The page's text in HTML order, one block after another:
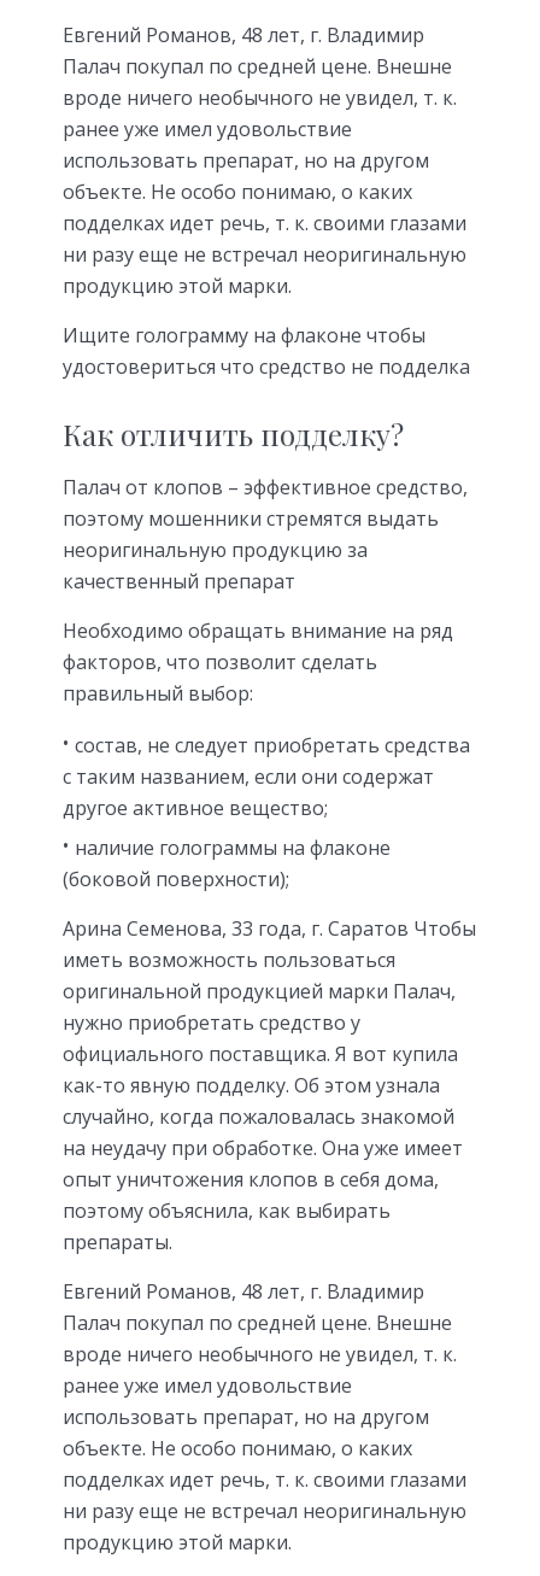
Евгений Романов, 48 лет, г. Владимир
Палач покупал по средней цене. Внешне
вроде ничего необычного не увидел, т. к.
ранее уже имел удовольствие
использовать препарат, но на другом
объекте. Не особо понимаю, о каких
подделках идет речь, т. к. своими глазами
ни разу еще не встречал неоригинальную
продукцию этой марки.
Ищите голограмму на флаконе чтобы
удостовериться что средство не подделка
Как отличить подделку?
Палач от клопов – эффективное средство,
поэтому мошенники стремятся выдать
неоригинальную продукцию за
качественный препарат
Необходимо обращать внимание на ряд
факторов, что позволит сделать
правильный выбор:
состав, не следует приобретать средства
с таким названием, если они содержат
другое активное вещество;
наличие голограммы на флаконе
(боковой поверхности);
Арина Семенова, 33 года, г. Саратов Чтобы
иметь возможность пользоваться
оригинальной продукцией марки Палач,
нужно приобретать средство у
официального поставщика. Я вот купила
как-то явную подделку. Об этом узнала
случайно, когда пожаловалась знакомой
на неудачу при обработке. Она уже имеет
опыт уничтожения клопов в себя дома,
поэтому объяснила, как выбирать
препараты.
Евгений Романов, 48 лет, г. Владимир
Палач покупал по средней цене. Внешне
вроде ничего необычного не увидел, т. к.
ранее уже имел удовольствие
использовать препарат, но на другом
объекте. Не особо понимаю, о каких
подделках идет речь, т. к. своими глазами
ни разу еще не встречал неоригинальную
продукцию этой марки.